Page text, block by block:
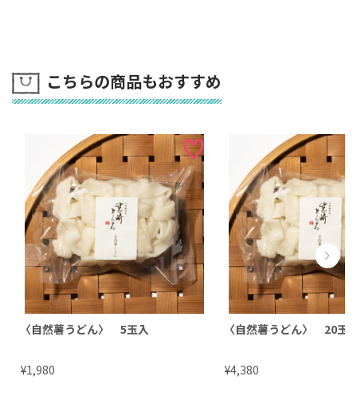
こちらの商品もおすすめ
〈自然薯うどん〉 5玉入
¥1,980
〈自然薯うどん〉 20玉
¥4,380